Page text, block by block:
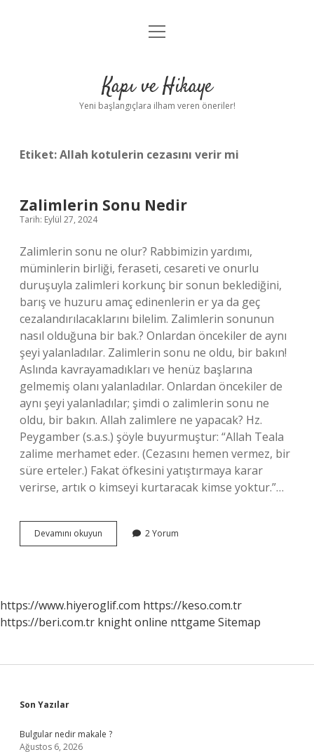
Anasayfa
Yasal Uyarı
menüyü
Kapı ve Hikaye
Yeni başlangıçlara ilham veren öneriler!
Etiket:Allah kotulerin cezasını verir mi
Zalimlerin Sonu Nedir
Tarih: Eylül 27, 2024
Zalimlerin sonu ne olur? Rabbimizin yardımı,
müminlerin birliği, feraseti, cesareti ve onurlu
duruşuyla zalimleri korkunç bir sonun beklediğini,
barış ve huzuru amaç edinenlerin er ya da geç
cezalandırılacaklarını bilelim. Zalimlerin sonunun
nasıl olduğuna bir bak.? Onlardan öncekiler de aynı
şeyi yalanladılar. Zalimlerin sonu ne oldu, bir bakın!
Aslında kavrayamadıkları ve henüz başlarına
gelmemiş olanı yalanladılar. Onlardan öncekiler de
aynı şeyi yalanladılar; şimdi o zalimlerin sonu ne
oldu, bir bakın. Allah zalimlere ne yapacak? Hz.
Peygamber (s.a.s.) şöyle buyurmuştur: “Allah Teala
zalime merhamet eder. (Cezasını hemen vermez, bir
süre erteler.) Fakat öfkesini yatıştırmaya karar
verirse, artık o kimseyi kurtaracak kimse yoktur.”…
Devamını okuyun Zalimlerin
Sonu
2 Yorum
https://www.hiyeroglif.com https://keso.com.tr
https://beri.com.tr knight online nttgame Sitemap
Sidebar
Son Yazılar
Bulgular nedir makale ?
Ağustos 6, 2026